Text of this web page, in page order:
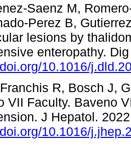
Saenz M,
Perez B,
lesions by
enteropathy.
10.1016/
R, Bosch J,
VII Faculty. Baveno
J Hepatol.
10.1016/